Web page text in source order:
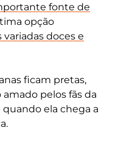
fonte de
opção
variadas doces e
ficam pretas,
pelos fãs da
ela chega a